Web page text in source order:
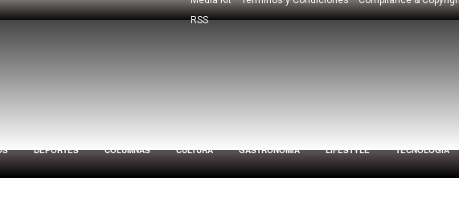
RSS
DEPORTES COLUMNAS CULTURA GASTRONOMÍA LIFESTYLE TECNOLOGÍA